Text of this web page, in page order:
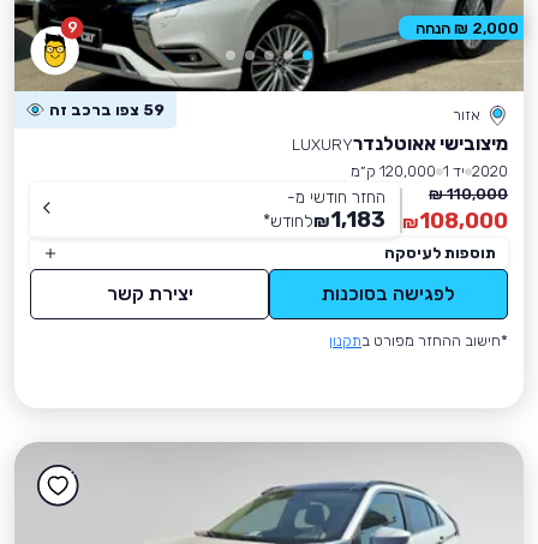
9
אזור 59 צפו ברכב זה
מיצובישי אאוטלנדרLUXURY
2020 יד 1
120,000 ק״מ
110,000 ₪
108,000
₪
החזר חודשי מ-
1,183
₪לחודש*
תוספות לעיסקה
לפגישה בסוכנות יצירת קשר
*חישוב ההחזר מפורט בתקנון
2,000 ₪ הנחה